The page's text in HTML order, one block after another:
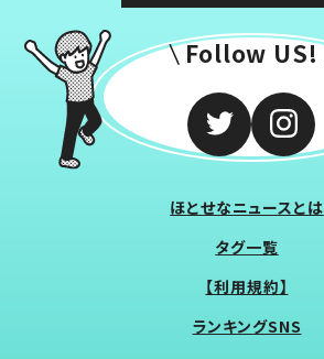
Follow US!
ほとせなニュースとは
タグ一覧
【利用規約】
ランキングSNS